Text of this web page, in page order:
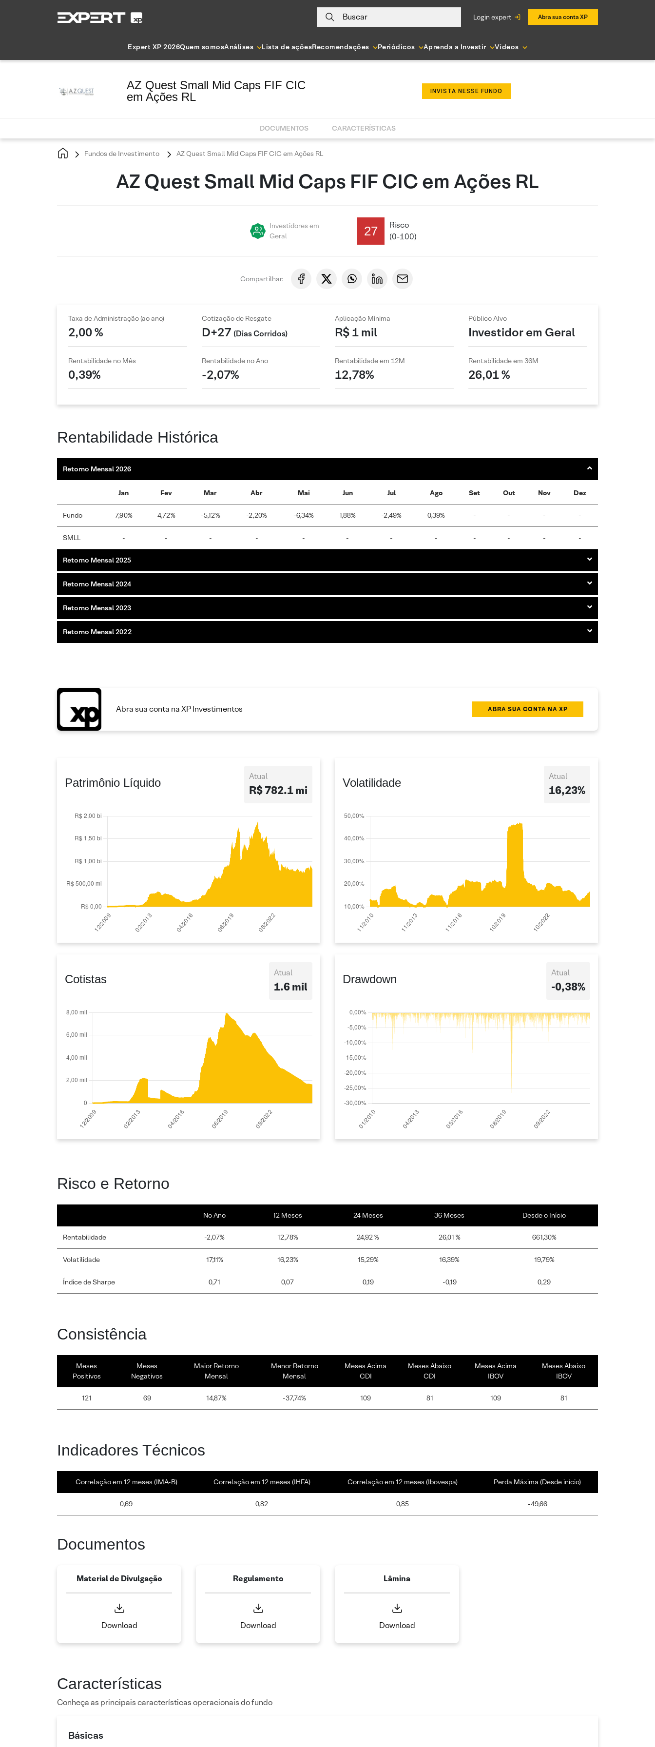
Buscar login expert Abra sua conta XP
Expert XP 2026Quem somosAnálises Lista de açõesRecomendações Periódicos Aprenda a Investir Vídeos
AZ Quest Small Mid Caps FIF CIC
em Ações RL
INVISTA NESSE FUNDO
DOCUMENTOS CARACTERÍSTICAS
Fundos de Investimento AZ Quest Small Mid Caps FIF CIC em Ações RL
AZ Quest Small Mid Caps FIF CIC em Ações RL
Investidores em
Geral
27
Risco
(0-100)
Compartilhar:
Taxa de Administração (ao ano)
2,00 %
Cotização de Resgate
D+27 (Dias Corridos)
Aplicação Mínima
R$ 1 mil
Público Alvo
Investidor em Geral
Rentabilidade no Mês
0,39%
Rentabilidade no Ano
-2,07%
Rentabilidade em 12M
12,78%
Rentabilidade em 36M
26,01 %
Rentabilidade Histórica
Retorno Mensal 2026
Jan Fev Mar Abr Mai Jun Jul Ago Set Out Nov Dez
Fundo 7,90% 4,72% -5,12% -2,20% -6,34% 1,88% -2,49% 0,39% - - - -
SMLL - - - - - - - - - - - -
Retorno Mensal 2025
Retorno Mensal 2024
Retorno Mensal 2023
Retorno Mensal 2022
Abra sua conta na XP Investimentos ABRA SUA CONTA NA XP
Patrimônio Líquido Atual
R$ 782.1 mi
Volatilidade Atual
16,23%
Cotistas Atual
1.6 mil
Drawdown Atual
-0,38%
Risco e Retorno
No Ano 12 Meses 24 Meses 36 Meses Desde o Início
Rentabilidade -2,07% 12,78% 24,92 % 26,01 % 661,30%
Volatilidade 17,11% 16,23% 15,29% 16,39% 19,79%
Índice de Sharpe 0,71 0,07 0,19 -0,19 0,29
Consistência
Meses
Positivos
Meses
Negativos
Maior Retorno
Mensal
Menor Retorno
Mensal
Meses Acima
CDI
Meses Abaixo
CDI
Meses Acima
IBOV
Meses Abaixo
IBOV
121 69 14,87% -37,74% 109 81 109 81
Indicadores Técnicos
Correlação em 12 meses (IMA-B) Correlação em 12 meses (IHFA) Correlação em 12 meses (Ibovespa) Perda Máxima (Desde início)
0,69 0,82 0,85 -49,66
Documentos
Material de Divulgação
Download
Regulamento
Download
Lâmina
Download
Características
Conheça as principais características operacionais do fundo
Básicas